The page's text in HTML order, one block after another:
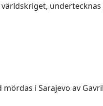
i Sarajevo av